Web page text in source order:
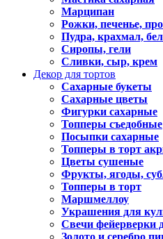
Марципан
Рожки, печенье,
Пудра, крахмал,
Сиропы, гели
Сливки, сыр, крем
Декор для тортов
Сахарные букеты
Сахарные цветы
Фигурки сахарные
Топперы съедобные
Посыпки сахарные
Топперы в торт
Цветы сушеные
Фрукты, ягоды,
Топперы в торт
Маршмеллоу
Украшения для
Свечи фейерверки
Золото и серебро